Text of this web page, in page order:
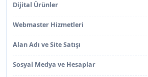
Dijital Ürünler
Webmaster Hizmetleri
Alan Adı ve Site Satışı
Sosyal Medya ve Hesaplar